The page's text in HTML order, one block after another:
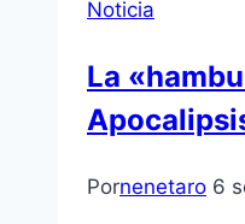
Noticia
La
Pornenetaro 6